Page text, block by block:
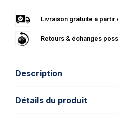
Livraison gratuite à partir
Retours & échanges
Description
Détails du produit